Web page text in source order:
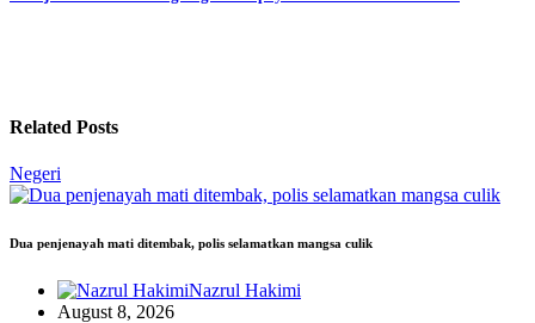
Related Posts
Negeri
Dua penjenayah mati ditembak, polis selamatkan mangsa culik
Nazrul Hakimi
August 8, 2026